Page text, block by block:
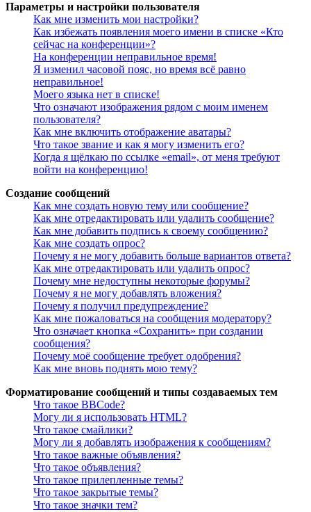
Параметры и настройки пользователя
Как мне изменить мои настройки?
Как избежать появления моего имени в списке «Кто
сейчас на конференции»?
На конференции неправильное время!
Я изменил часовой пояс, но время всё равно
неправильное!
Моего языка нет в списке!
Что означают изображения рядом с моим именем
пользователя?
Как мне включить отображение аватары?
Что такое звание и как я могу изменить его?
Когда я щёлкаю по ссылке «email», от меня требуют
войти на конференцию!
Создание сообщений
Как мне создать новую тему или сообщение?
Как мне отредактировать или удалить сообщение?
Как мне добавить подпись к своему сообщению?
Как мне создать опрос?
Почему я не могу добавить больше вариантов ответа?
Как мне отредактировать или удалить опрос?
Почему мне недоступны некоторые форумы?
Почему я не могу добавлять вложения?
Почему я получил предупреждение?
Как мне пожаловаться на сообщения модератору?
Что означает кнопка «Сохранить» при создании
сообщения?
Почему моё сообщение требует одобрения?
Как мне вновь поднять мою тему?
Форматирование сообщений и типы создаваемых тем
Что такое BBCode?
Могу ли я использовать HTML?
Что такое смайлики?
Могу ли я добавлять изображения к сообщениям?
Что такое важные объявления?
Что такое объявления?
Что такое прилепленные темы?
Что такое закрытые темы?
Что такое значки тем?